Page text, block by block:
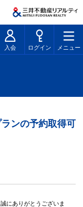
入会 ログイン メニュー
ンの予約取得可
にありがとうございま